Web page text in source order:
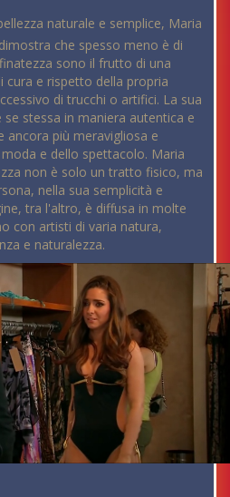
naturale e semplice, Maria
che spesso meno è di
sono il frutto di una
cura e rispetto della propria
di trucchi o artifici. La sua
stessa in maniera autentica e
ancora più meravigliosa e
e dello spettacolo. Maria
non è solo un tratto fisico, ma
nella sua semplicità e
tra l'altro, è diffusa in molte
con artisti di varia natura,
e naturalezza.